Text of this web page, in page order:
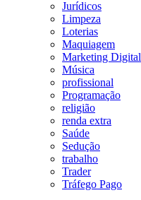
Jurídicos
Limpeza
Loterias
Maquiagem
Marketing Digital
Música
profissional
Programação
religião
renda extra
Saúde
Sedução
trabalho
Trader
Tráfego Pago